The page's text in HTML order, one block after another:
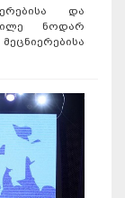
და
ნოდარ